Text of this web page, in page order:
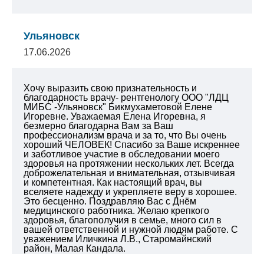
Ульяновск
17.06.2026
Хочу выразить свою признательность и
благодарность врачу- рентгенологу ООО "ЛДЦ
МИБС -Ульяновск" Бикмухаметовой Елене
Игоревне. Уважаемая Елена Игоревна, я
безмерно благодарна Вам за Ваш
профессионализм врача и за то, что Вы очень
хороший ЧЕЛОВЕК! Спасибо за Ваше искреннее
и заботливое участие в обследовании моего
здоровья на протяжении нескольких лет. Всегда
доброжелательная и внимательная, отзывчивая
и компетентная. Как настоящий врач, вы
вселяете надежду и укрепляете веру в хорошее.
Это бесценно. Поздравляю Вас с Днём
медицинского работника. Желаю крепкого
здоровья, благополучия в семье, много сил в
вашей ответственной и нужной людям работе. С
уважением Иличкина Л.В., Старомайнский
район, Малая Кандала.